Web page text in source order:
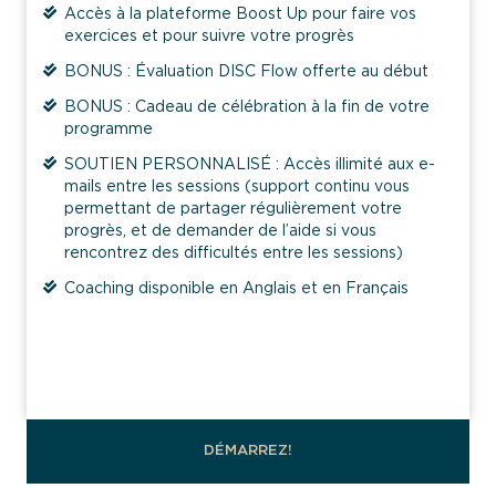
Accès à la plateforme Boost Up pour faire vos
exercices et pour suivre votre progrès
BONUS : Évaluation DISC Flow offerte au début
BONUS : Cadeau de célébration à la fin de votre
programme
SOUTIEN PERSONNALISÉ : Accès illimité aux e-
mails entre les sessions (support continu vous
permettant de partager régulièrement votre
progrès, et de demander de l’aide si vous
rencontrez des difficultés entre les sessions)
Coaching disponible en Anglais et en Français
DÉMARREZ!